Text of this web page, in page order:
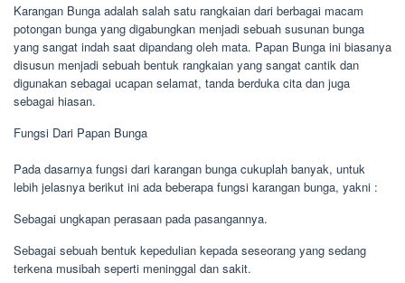
Karangan Bunga adalah salah satu rangkaian dari berbagai macam
potongan bunga yang digabungkan menjadi sebuah susunan bunga
yang sangat indah saat dipandang oleh mata. Papan Bunga ini biasanya
disusun menjadi sebuah bentuk rangkaian yang sangat cantik dan
digunakan sebagai ucapan selamat, tanda berduka cita dan juga
sebagai hiasan.
Fungsi Dari Papan Bunga
Pada dasarnya fungsi dari karangan bunga cukuplah banyak, untuk
lebih jelasnya berikut ini ada beberapa fungsi karangan bunga, yakni :
Sebagai ungkapan perasaan pada pasangannya.
Sebagai sebuah bentuk kepedulian kepada seseorang yang sedang
terkena musibah seperti meninggal dan sakit.